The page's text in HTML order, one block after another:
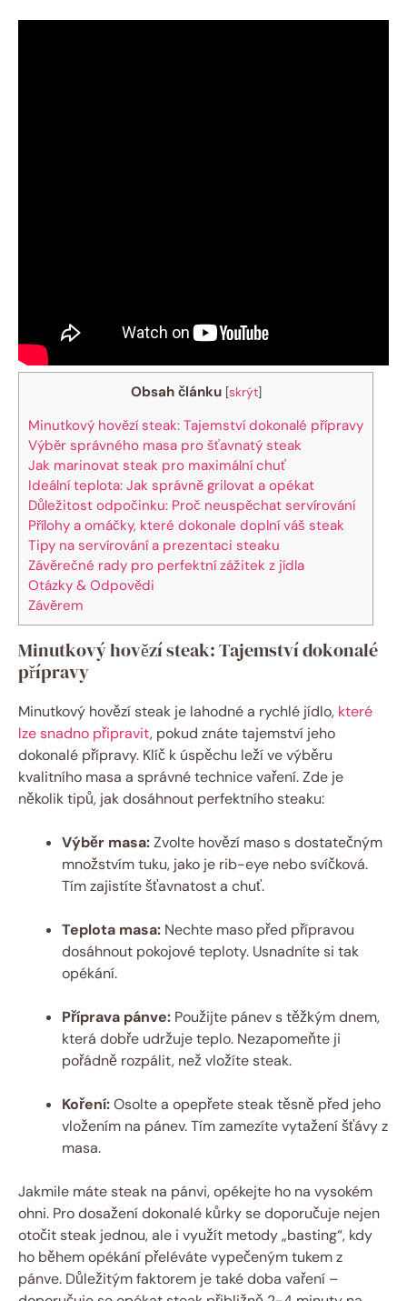
Obsah článku [skrýt]
Minutkový hovězí steak: Tajemství dokonalé přípravy
Výběr správného masa pro šťavnatý steak
Jak marinovat steak pro maximální chuť
Ideální teplota: Jak správně grilovat a opékat
Důležitost odpočinku: Proč neuspěchat servírování
Přílohy a omáčky, které dokonale doplní váš steak
Tipy na servírování a prezentaci steaku
Závěrečné rady pro perfektní zážitek z jídla
Otázky & Odpovědi
Závěrem
Minutkový hovězí steak: Tajemství dokonalé
přípravy
Minutkový hovězí steak je lahodné a rychlé jídlo, které
lze snadno připravit, pokud znáte tajemství jeho
dokonalé přípravy. Klíč k úspěchu leží ve výběru
kvalitního masa a správné technice vaření. Zde je
několik tipů, jak dosáhnout perfektního steaku:
Výběr masa:Zvolte hovězí maso s dostatečným
množstvím tuku, jako je rib-eye nebo svíčková.
Tím zajistíte šťavnatost a chuť.
Teplota masa: Nechte maso před přípravou
dosáhnout pokojové teploty. Usnadníte si tak
opékání.
Příprava pánve: Použijte pánev s těžkým dnem,
která dobře udržuje teplo. Nezapomeňte ji
pořádně rozpálit, než vložíte steak.
Koření:Osolte a opepřete steak těsně před jeho
vložením na pánev. Tím zamezíte vytažení šťávy z
masa.
Jakmile máte steak na pánvi, opékejte ho na vysokém
ohni. Pro dosažení dokonalé kůrky se doporučuje nejen
otočit steak jednou, ale i využít metody „basting“, kdy
ho během opékání přeléváte vypečeným tukem z
pánve. Důležitým faktorem je také doba vaření –